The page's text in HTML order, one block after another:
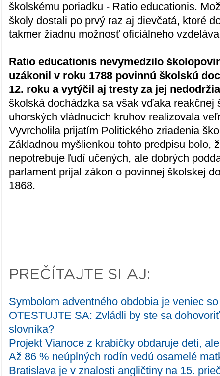
školskému poriadku - Ratio educationis.
školy dostali po prvý raz aj dievčatá, ktoré
takmer žiadnu možnosť oficiálneho
Ratio educationis nevymedzilo
uzákonil v roku 1788 povinnú školskú
12. roku a vytýčil aj tresty za jej
školská dochádzka sa však vďaka reakčnej
uhorských vládnucich kruhov realizovala
Vyvrcholila prijatím Politického zriadenia
Základnou myšlienkou tohto predpisu bolo,
nepotrebuje ľudí učených, ale dobrých
parlament prijal zákon o povinnej školskej
1868.
PREČÍTAJTE SI AJ:
Symbolom adventného obdobia je veniec
OTESTUJTE SA: Zvládli by ste sa
slovníka?
Projekt Vianoce z krabičky obdaruje deti,
Až 86 % neúplných rodín vedú osamelé
Bratislava je v znalosti angličtiny na 15.